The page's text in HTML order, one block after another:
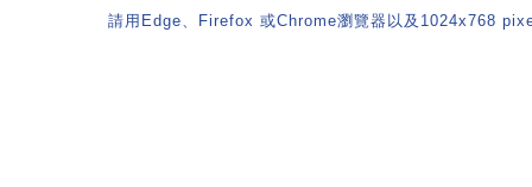
請用Edge、Firefox 或Chrome瀏覽器以及1024x768